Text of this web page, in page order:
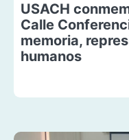
USACH
Calle
memoria,
humanos